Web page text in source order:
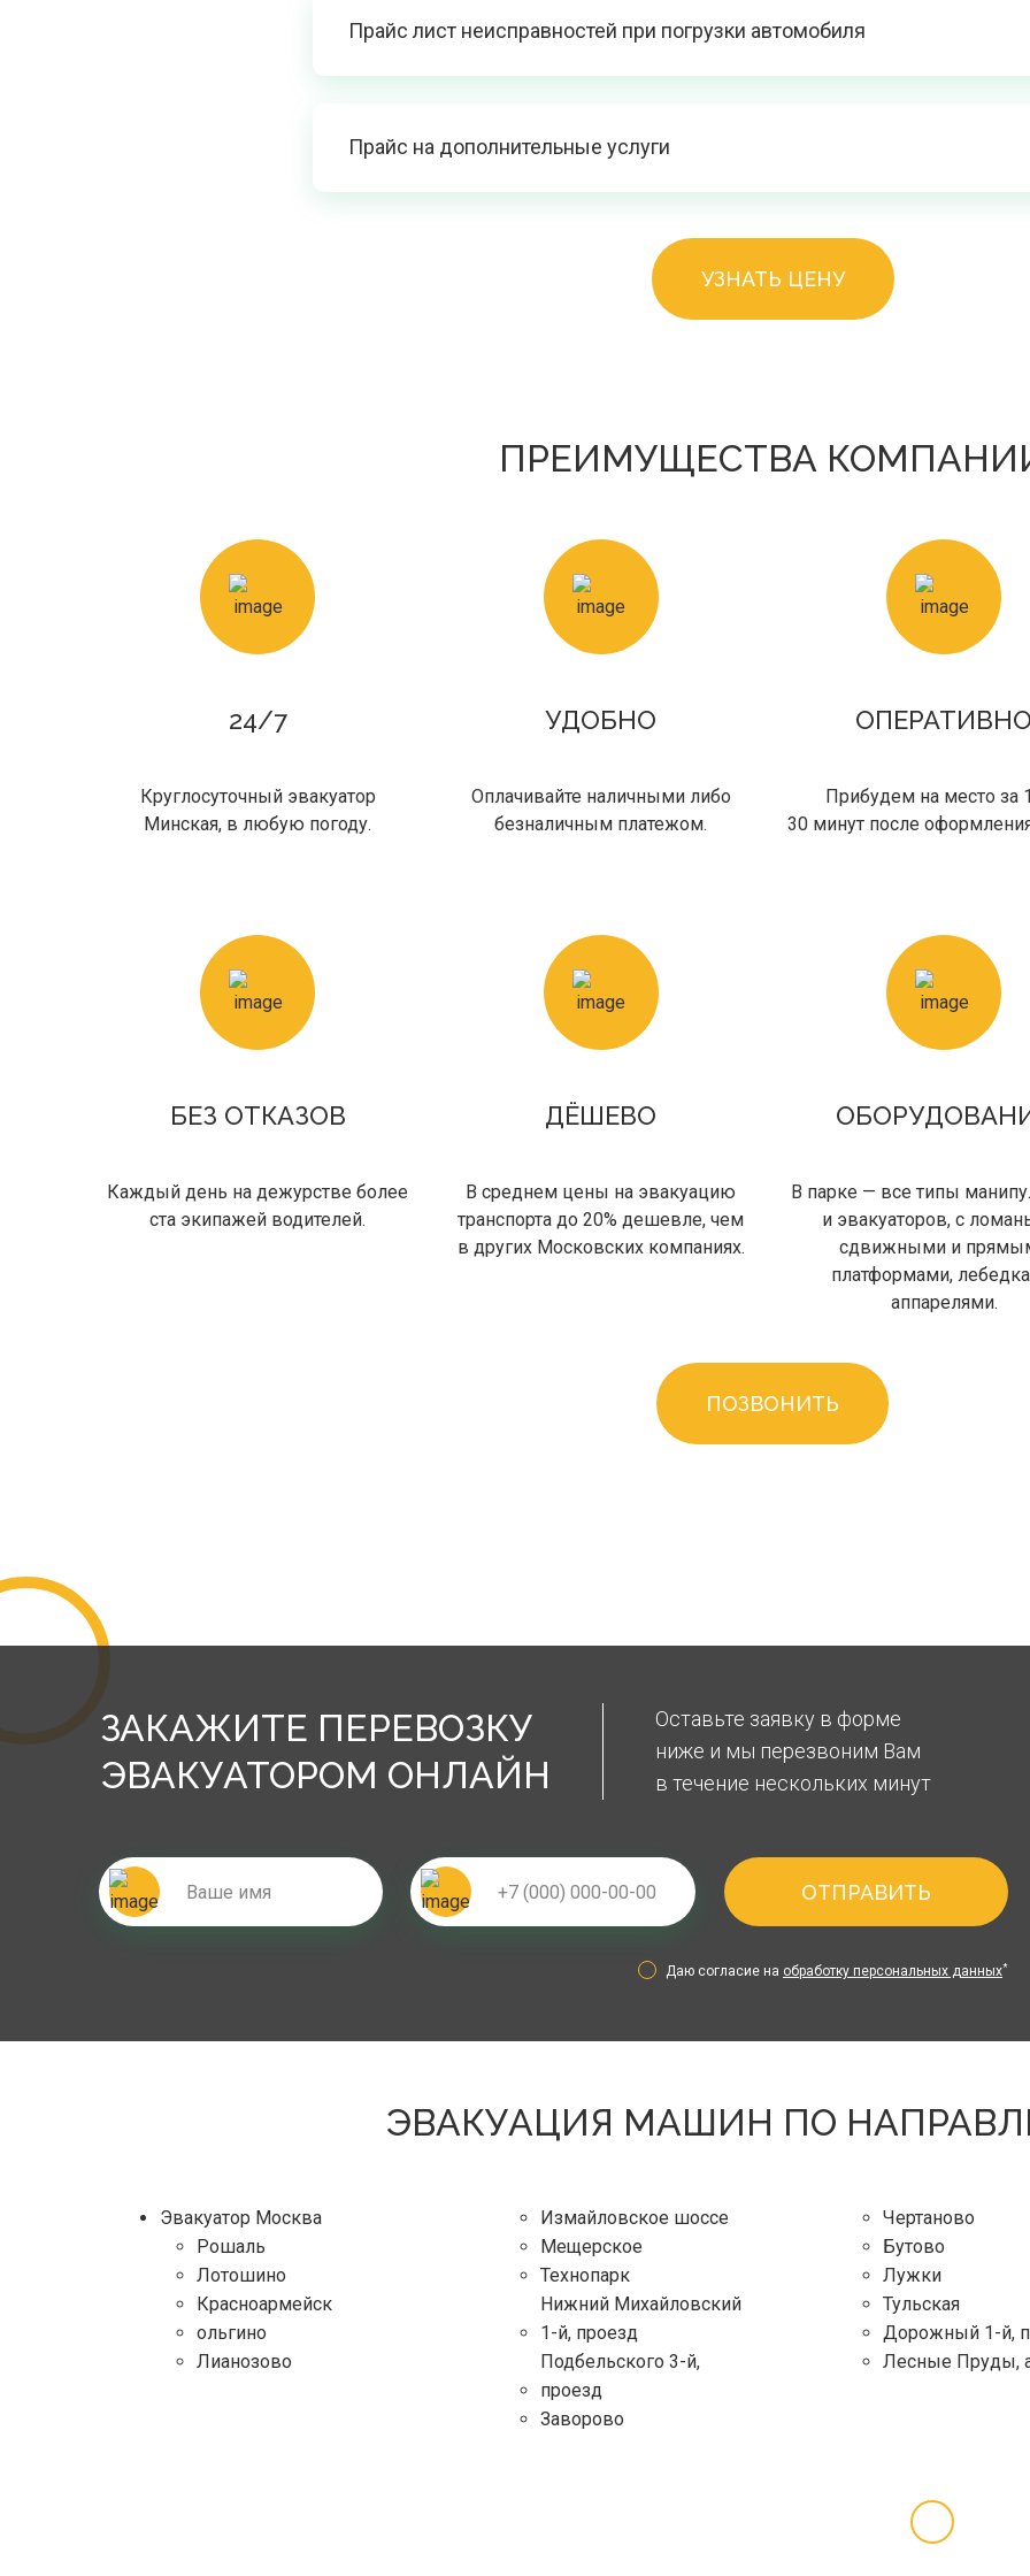
Прайс лист неисправностей при погрузки автомобиля
Прайс на дополнительные услуги
УЗНАТЬ ЦЕНУ
ПРЕИМУЩЕСТВА
24/7
Круглосуточный эвакуатор
Минская, в любую погоду.
УДОБНО
Оплачивайте наличными либо
безналичным платежом.
Прибудем на место за
30 минут после
БЕЗ ОТКАЗОВ
Каждый день на дежурстве более
ста экипажей водителей.
ДЁШЕВО
В среднем цены на эвакуацию
транспорта до 20% дешевле, чем
в других Московских компаниях.
В парке — все типы
и эвакуаторов, с
сдвижными и
платформами,
аппарелями.
ПОЗВОНИТЬ
ЗАКАЖИТЕ ПЕРЕВОЗКУ
ЭВАКУАТОРОМ ОНЛАЙН
Оставьте заявку в форме
ниже и мы перезвоним Вам
в течение нескольких минут
ОТПРАВИТЬ
Даю согласие на обработку персональных данных*
ЭВАКУАЦИЯ МАШИН ПО
Эвакуатор Москва
Рошаль
Лотошино
Красноармейск
ольгино
Лианозово
Измайловское шоссе
Мещерское
Технопарк
Нижний Михайловский
1-й, проезд
Подбельского 3-й,
проезд
Заворово
Чертаново
Бутово
Лужки
Тульская
Дорожный 1-й,
Лесные Пруды,